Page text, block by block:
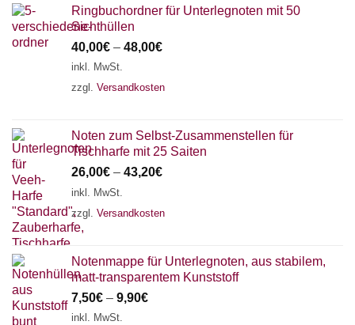
Ringbuchordner für Unterlegnoten mit 50
Sichthüllen
40,00€ – 48,00€
inkl. MwSt.
zzgl. Versandkosten
Noten zum Selbst-Zusammenstellen für
Tischharfe mit 25 Saiten
26,00€ – 43,20€
inkl. MwSt.
zzgl. Versandkosten
Notenmappe für Unterlegnoten, aus stabilem,
matt-transparentem Kunststoff
7,50€ – 9,90€
inkl. MwSt.